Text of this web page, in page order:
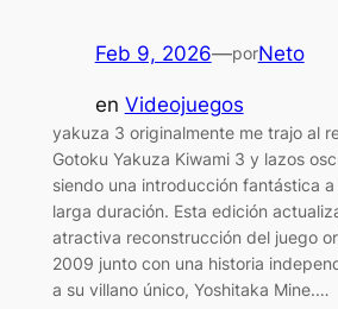
Feb 9, 2026—porNeto
en Videojuegos
yakuza 3 originalmente me trajo al
Gotoku Yakuza Kiwami 3 y lazos
siendo una introducción fantástica
larga duración. Esta edición
atractiva reconstrucción del juego
2009 junto con una historia
a su villano único, Yoshitaka Mine.…